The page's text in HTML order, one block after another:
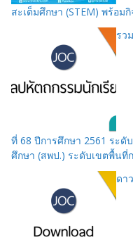
สะเต็มศึกษา (STEM) พร้อม
รว
ที่ 68 ปีการศึกษา 2561 ระ
ศึกษา (สพป.) ระดับเขตพื้นที่
ดา